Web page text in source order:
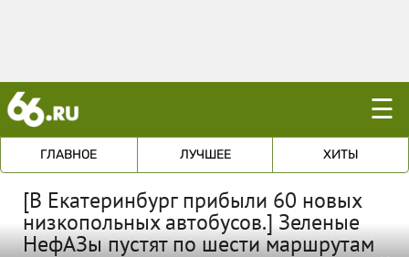
☰
ГЛАВНОЕ ЛУЧШЕЕ ХИТЫ
[В Екатеринбург прибыли 60 новых
низкопольных автобусов.] Зеленые
НефАЗы пустят по шести маршрутам